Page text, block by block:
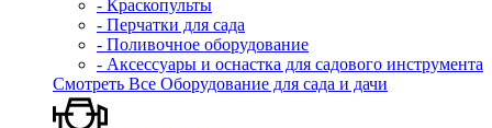
- Краскопульты
- Перчатки для сада
- Поливочное оборудование
- Аксессуары и оснастка для садового инструмента
Смотреть Все Оборудование для сада и дачи